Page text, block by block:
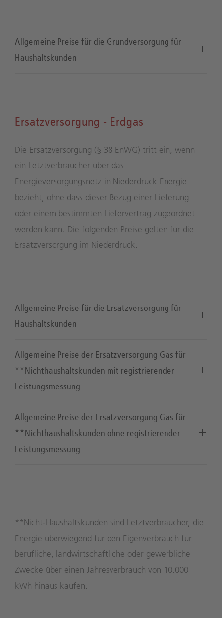
Allgemeine Preise für die Grundversorgung für
Haushaltskunden
Ersatzversorgung - Erdgas
Die Ersatzversorgung (§ 38 EnWG) tritt ein, wenn
ein Letztverbraucher über das
Energieversorgungsnetz in Niederdruck Energie
bezieht, ohne dass dieser Bezug einer Lieferung
oder einem bestimmten Liefervertrag zugeordnet
werden kann. Die folgenden Preise gelten für die
Ersatzversorgung im Niederdruck.
Allgemeine Preise für die Ersatzversorgung für
Haushaltskunden
Allgemeine Preise der Ersatzversorgung Gas für
**Nichthaushaltskunden mit registrierender
Leistungsmessung
Allgemeine Preise der Ersatzversorgung Gas für
**Nichthaushaltskunden ohne registrierender
Leistungsmessung
**Nicht-Haushaltskunden sind Letztverbraucher, die
Energie überwiegend für den Eigenverbrauch für
berufliche, landwirtschaftliche oder gewerbliche
Zwecke über einen Jahresverbrauch von 10.000
kWh hinaus kaufen.